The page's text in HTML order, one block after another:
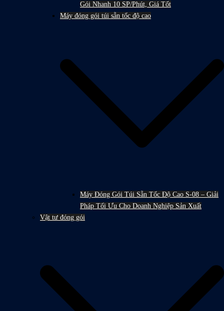
Gói Nhanh 10 SP/Phút, Giá Tốt
Máy đóng gói túi sẵn tốc độ cao
Máy Đóng Gói Túi Sẵn Tốc Độ Cao S-08 – Giải
Pháp Tối Ưu Cho Doanh Nghiệp Sản Xuất
Vật tư đóng gói